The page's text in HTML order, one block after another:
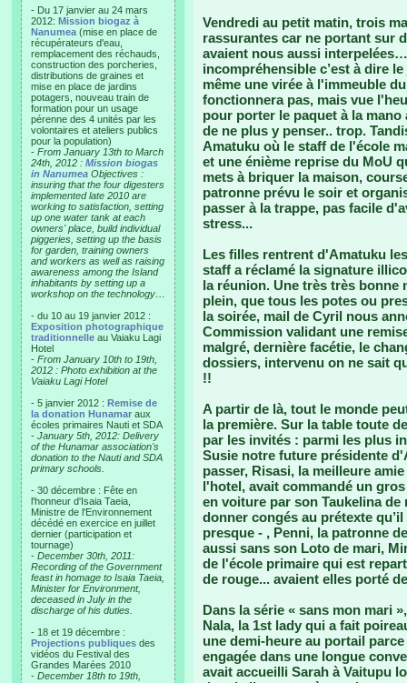
- Du 17 janvier au 24 mars
2012: Mission biogaz à
Nanumea (mise en place de
récupérateurs d'eau,
remplacement des réchauds,
construction des porcheries,
distributions de graines et
mise en place de jardins
potagers, nouveau train de
formation pour un usage
pérenne des 4 unités par les
volontaires et ateliers publics
pour la population)
- From January 13th to March
24th, 2012 : Mission biogas
in Nanumea Objectives :
insuring that the four digesters
implemented late 2010 are
working to satisfaction, setting
up one water tank at each
owners' place, build individual
piggeries, setting up the basis
for garden, training owners
and workers as well as raising
awareness among the Island
inhabitants by setting up a
workshop on the technology…
- du 10 au 19 janvier 2012 :
Exposition photographique
traditionnelle au Vaiaku Lagi
Hotel
- From January 10th to 19th,
2012 : Photo exhibition at the
Vaiaku Lagi Hotel
- 5 janvier 2012 : Remise de
la donation Hunamar aux
écoles primaires Nauti et SDA
- January 5th, 2012: Delivery
of the Hunamar association's
donation to the Nauti and SDA
primary schools.
- 30 décembre : Fête en
l'honneur d'Isaia Taeia,
Ministre de l'Environnement
décédé en exercice en juillet
dernier (participation et
tournage)
- December 30th, 2011:
Recording of the Government
feast in homage to Isaia Taeia,
Minister for Environment,
deceased in July in the
discharge of his duties.
- 18 et 19 décembre :
Projections publiques des
vidéos du Festival des
Grandes Marées 2010
- December 18th to 19th,
Vendredi au petit matin, trois
rassurantes car ne portant sur
avaient nous aussi
incompréhensible c’est à dire
même une virée à l'immeuble
fonctionnera pas, mais vue
pour porter le paquet à la
de ne plus y penser.. trop.
Amatuku où le staff de l'école
et une énième reprise du MoU
mets à briquer la maison,
patronne prévu le soir et
passer à la trappe, pas facile
stress...
Les filles rentrent d'Amatuku
staff a réclamé la signature
la réunion. Une très très bonne
plein, que tous les potes ou
la soirée, mail de Cyril nous
Commission validant une
malgré, dernière facétie, le
dossiers, intervenu on ne sait
!!
A partir de là, tout le monde
la première. Sur la table toute
par les invités : parmi les plus
Susie notre future présidente
passer, Risasi, la meilleure
l'hotel, avait commandé un
en voiture par son Taukelina de
donner congés au prétexte
presque - , Penni, la patronne
aussi sans son Loto de mari,
de l'école primaire qui est
de rouge... avaient elles porté
Dans la série « sans mon mari
Nala, la 1st lady qui a fait
une demi-heure au portail
engagée dans une longue
avait accueilli Sarah à Vaitupu